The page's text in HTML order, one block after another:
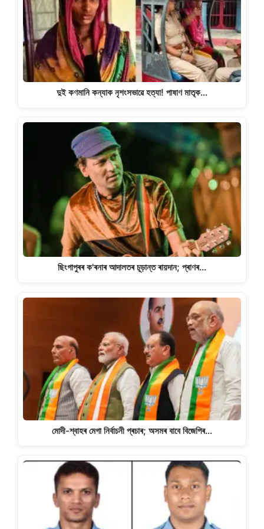
দুই কণমানি কন্যাক নৃশংসভাৱে হত্যা! পাষাণ মাতৃক…
ছিংগাপুৰৰ ক'ৰনাৰ আদালতৰ চূড়ান্ত ৰায়দান; প্ৰাণৰ…
মোদী-শ্বাহৰ মেগা নিৰ্বাচনী প্ৰচাৰ; অসমৰ বাবে বিজেপিৰ…